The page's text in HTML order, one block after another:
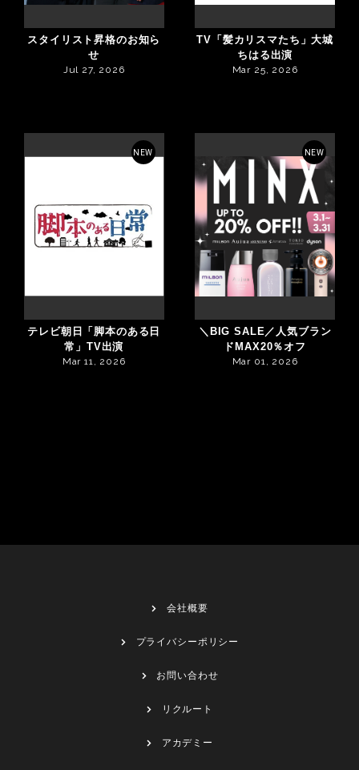
スタイリスト昇格のお知ら
せ
Jul 27, 2026
TV「髪カリスマたち」大城
ちはる出演
Mar 25, 2026
NEW
テレビ朝日「脚本のある日
常」TV出演
Mar 11, 2026
NEW
＼BIG SALE／人気ブラン
ドMAX20％オフ
Mar 01, 2026
会社概要
プライバシーポリシー
お問い合わせ
リクルート
アカデミー